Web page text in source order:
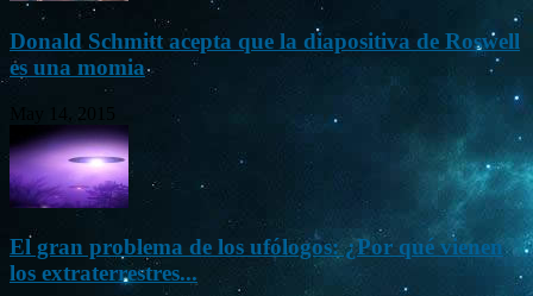
Donald Schmitt acepta que la diapositiva de Roswell
es una momia
May 14, 2015
El gran problema de los ufólogos: ¿Por qué vienen
los extraterrestres...